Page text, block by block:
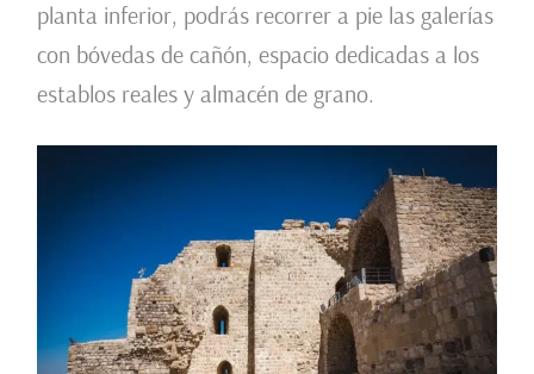
planta inferior, podrás recorrer a pie las galerías
con bóvedas de cañón, espacio dedicadas a los
establos reales y almacén de grano.